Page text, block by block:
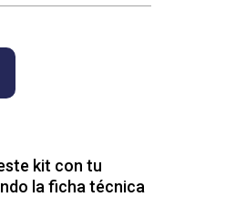
kit con tu
la ficha técnica